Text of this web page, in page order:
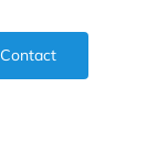
Contact